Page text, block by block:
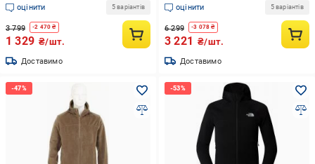
оцінити 5 варіантів
3 799 -2 470 ₴
1 329 ₴/шт.
Доставимо
оцінити 5 варіантів
6 299 -3 078 ₴
3 221 ₴/шт.
Доставимо